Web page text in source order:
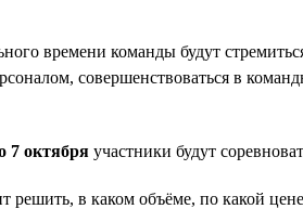
времени команды будут
совершенствоваться в
7 октября участники будут
в каком объёме, по какой